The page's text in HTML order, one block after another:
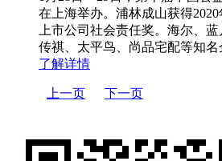
在上海举办。浦林成山获得
上市公司社会责任奖。海尔、
传祺、太平鸟、尚品宅配等知名
了解详情
上一页 下一页